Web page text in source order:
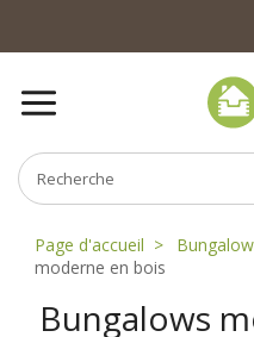
Page d'accueil
moderne en bois
Bungalows